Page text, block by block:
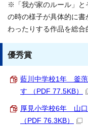
※「我が家のルール」と
の時の様子が具体的に
わったりする作品を総合
優秀賞
藍川中学校1年 釜
す （PDF 77.5KB）
厚見小学校6年 山
（PDF 76.3KB）